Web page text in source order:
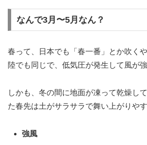
なんで3月〜5月なん？
春って、日本でも「春一番」とか吹く
陸でも同じで、低気圧が発生して風が強
しかも、冬の間に地面が凍って乾燥し
た春先は土がサラサラで舞い上がりやす
強風